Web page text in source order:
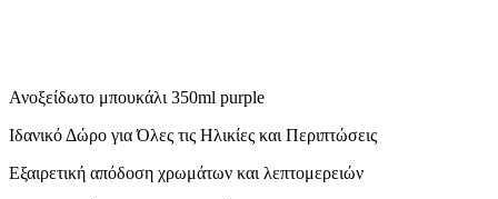
Ανοξείδωτο μπουκάλι 350ml purple
Ιδανικό Δώρο για Όλες τις Ηλικίες και Περιπτώσεις
Εξαιρετική απόδοση χρωμάτων και λεπτομερειών